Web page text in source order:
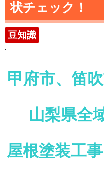
状チェック！
豆知識
甲府市、笛
山梨県全
屋根塗装工